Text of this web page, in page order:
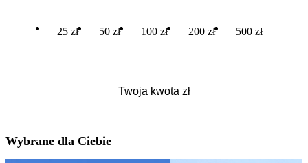
25 zł 50 zł 100 zł 200 zł 500 zł
Wybrane dla Ciebie